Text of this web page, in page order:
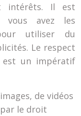
intérêts. Il est
vous avez les
utiliser du
Le respect
un impératif
de vidéos
le droit